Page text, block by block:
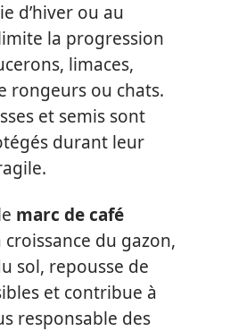
d’hiver ou au
la progression
limaces,
rongeurs ou chats.
et semis sont
durant leur
marc de café
du gazon,
sol, repousse de
et contribue à
responsable des